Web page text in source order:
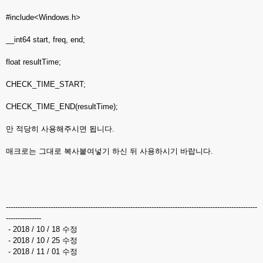
#include<Windows.h>
__int64 start, freq, end;
float resultTime;
CHECK_TIME_START;
CHECK_TIME_END(resultTime);
만 적당히 사용해주시면 됩니다.
매크로는 그대로 복사붙여넣기 하신 뒤 사용하시기 바랍니다.
-----------------------------------------------------------------------------------------------------------
---------------
- 2018 / 10 / 18 수정
- 2018 / 10 / 25 수정
- 2018 / 11 / 01 수정